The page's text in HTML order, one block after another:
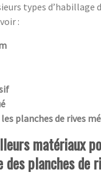
types d’habillage
:
planches de rives
matériaux
des planches de